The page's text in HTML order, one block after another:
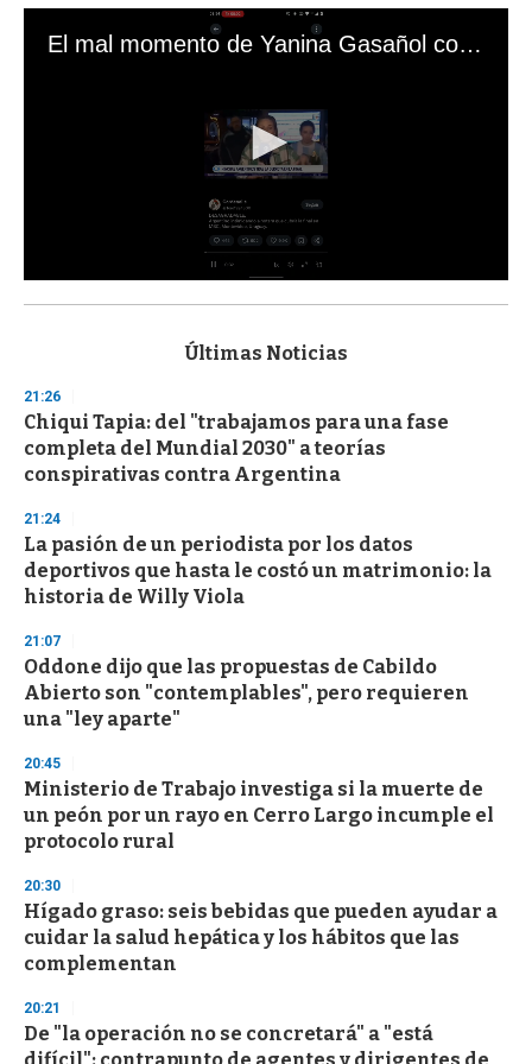
El mal momento de Yanina Gasañol con un hincha argentino en "Subrayado"
s
d
s
o
f
3
s
e
c
o
n
Últimas Noticias
21:26
Chiqui Tapia: del "trabajamos para una fase
completa del Mundial 2030" a teorías
conspirativas contra Argentina
21:24
La pasión de un periodista por los datos
deportivos que hasta le costó un matrimonio: la
historia de Willy Viola
21:07
Oddone dijo que las propuestas de Cabildo
Abierto son "contemplables", pero requieren
una "ley aparte"
20:45
Ministerio de Trabajo investiga si la muerte de
un peón por un rayo en Cerro Largo incumple el
protocolo rural
20:30
Hígado graso: seis bebidas que pueden ayudar a
cuidar la salud hepática y los hábitos que las
complementan
20:21
De "la operación no se concretará" a "está